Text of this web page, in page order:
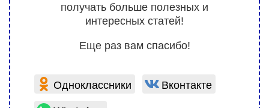
получать больше полезных и
интересных статей!
Еще раз вам спасибо!
Одноклассники
Вконтакте